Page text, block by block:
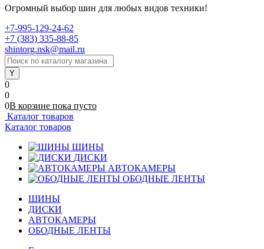
Огромный выбор шин для любых видов техники!
+7-995-129-24-62
+7 (383) 335-88-85
shintorg.nsk@mail.ru
0
0
0В корзине пока пусто
Каталог товаров
Каталог товаров
ШИНЫ
ДИСКИ
АВТОКАМЕРЫ
ОБОДНЫЕ ЛЕНТЫ
ШИНЫ
ДИСКИ
АВТОКАМЕРЫ
ОБОДНЫЕ ЛЕНТЫ